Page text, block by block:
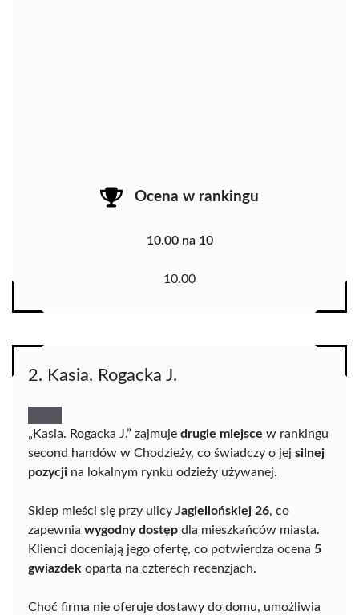
Ocena w rankingu
10.00 na 10
10.00
2. Kasia. Rogacka J.
„Kasia. Rogacka J.” zajmuje drugie miejsce w rankingu
second handów w Chodzieży, co świadczy o jej silnej
pozycji na lokalnym rynku odzieży używanej.
Sklep mieści się przy ulicy Jagiellońskiej 26, co
zapewnia wygodny dostęp dla mieszkańców miasta.
Klienci doceniają jego ofertę, co potwierdza ocena 5
gwiazdek oparta na czterech recenzjach.
Choć firma nie oferuje dostawy do domu, umożliwia